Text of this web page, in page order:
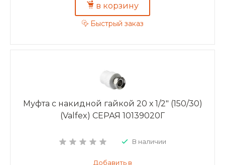
в корзину
Быстрый заказ
Муфта с накидной гайкой 20 х 1/2" (150/30)
(Valfex) СЕРАЯ 10139020Г
В наличии